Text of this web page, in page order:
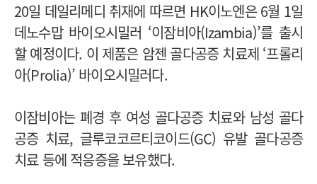
20일 데일리메디 취재에 따르면 HK이노엔은 6월 1일
데노수맙 바이오시밀러 ‘이잠비아(Izambia)’를 출시
할 예정이다. 이 제품은 암젠 골다공증 치료제 ‘프롤리
아(Prolia)’ 바이오시밀러다.
이잠비아는 폐경 후 여성 골다공증 치료와 남성 골다
공증 치료, 글루코코르티코이드(GC) 유발 골다공증
치료 등에 적응증을 보유했다.